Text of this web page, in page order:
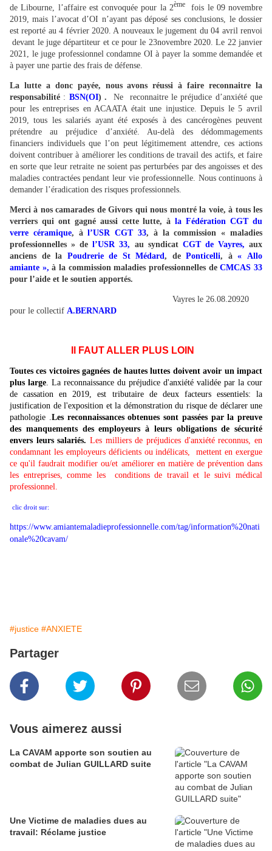
de Libourne, l’affaire est convoquée pour la 2èmefois le 09 novembre
2019, mais l’avocat d’OI n’ayant pas déposé ses conclusions, le dossier
est reporté au 4 février 2020. A nouveaux le jugement du 04 avril renvoi
devant le juge départiteur et ce pour le 23novembre 2020. Le 22 janvier
2021, le juge professionnel condamne OI à payer la somme demandée et
à payer une partie des frais de défense.
La lutte a donc payée, nous avons réussi à faire reconnaitre la
responsabilité : BSN(OI) .
Ne reconnaitre le préjudice d’anxiété que
pour les entreprises en ACAATA était une injustice. Depuis le 5 avril
2019, tous les salariés ayant été exposés à des cancérogènes peuvent
prétendre au préjudice d’anxiété. Au-delà des dédommagements
financiers individuels que l’on peut légitimement attendre, ces actions
doivent contribuer à améliorer les conditions de travail des actifs, et faire
en sorte que leur retraite ne soient pas perturbées par des angoisses et des
maladies contractées pendant leur vie professionnelle. Nous continuons à
demander l’éradication des risques professionnels.
Merci à nos camarades de Givors qui nous montré la voie, à tous les
verriers qui ont gagné aussi cette lutte, à la Fédération CGT du
verre céramique, àl’USR CGT 33, à la commission « maladies
professionnelles » de l’USR 33, au syndicatCGT de Vayres, aux
anciens de la Poudrerie de St Médard, dePonticelli, à« Allo
amiante », à la commission maladies professionnelles deCMCAS 33
pour l’aide et le soutien apportés.
Vayres le 26.08.20920
pour le collectif A.BERNARD
Il FAUT ALLER PLUS LOIN
Toutes ces victoires gagnées de hautes luttes doivent avoir un impact
plus large . La reconnaissance du préjudice d'anxiété validée par la cour
de cassation en 2019, est tributaire de deux facteurs essentiels: la
justification de l'exposition et la démonstration du risque de déclarer une
pathologie . Les reconnaissances obtenues sont passées par la preuve
des manquements des employeurs à leurs obligations de sécurité
envers leurs salariés. Les milliers de préjudices d'anxiété reconnus, en
condamnant les employeurs déficients ou indélicats, mettent en exergue
ce qu'il faudrait modifier ou/et améliorer en matière de prévention dans
les entreprises, comme les conditions de travail et le suivi médical
professionnel.
clic droit sur:
https://www.amiantemaladieprofessionnelle.com/tag/information%20nati
onale%20cavam/
#justice #ANXIETE
Partager
Vous aimerez aussi
La CAVAM apporte son soutien au
combat de Julian GUILLARD suite
Une Victime de maladies dues au
travail: Réclame justice